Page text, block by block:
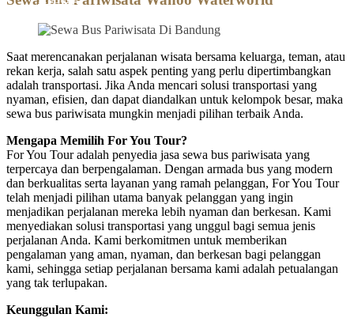
Saat merencanakan perjalanan wisata bersama keluarga, teman, atau
rekan kerja, salah satu aspek penting yang perlu dipertimbangkan
adalah transportasi. Jika Anda mencari solusi transportasi yang
nyaman, efisien, dan dapat diandalkan untuk kelompok besar, maka
sewa bus pariwisata mungkin menjadi pilihan terbaik Anda.
Mengapa Memilih For You Tour?
For You Tour adalah penyedia jasa sewa bus pariwisata yang
terpercaya dan berpengalaman. Dengan armada bus yang modern
dan berkualitas serta layanan yang ramah pelanggan, For You Tour
telah menjadi pilihan utama banyak pelanggan yang ingin
menjadikan perjalanan mereka lebih nyaman dan berkesan. Kami
menyediakan solusi transportasi yang unggul bagi semua jenis
perjalanan Anda. Kami berkomitmen untuk memberikan
pengalaman yang aman, nyaman, dan berkesan bagi pelanggan
kami, sehingga setiap perjalanan bersama kami adalah petualangan
yang tak terlupakan.
Keunggulan Kami: